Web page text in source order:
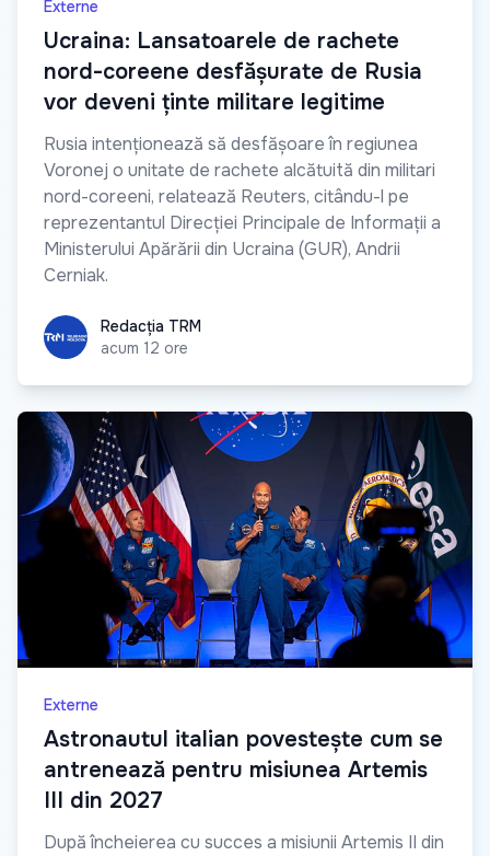
Externe
Ucraina: Lansatoarele de rachete
nord-coreene desfășurate de Rusia
vor deveni ținte militare legitime
Rusia intenționează să desfășoare în regiunea
Voronej o unitate de rachete alcătuită din militari
nord-coreeni, relatează Reuters, citându-l pe
reprezentantul Direcției Principale de Informații a
Ministerului Apărării din Ucraina (GUR), Andrii
Cerniak.
Redacția TRM
Redacția TRM
acum 12 ore
Externe
Astronautul italian povestește cum se
antrenează pentru misiunea Artemis
III din 2027
După încheierea cu succes a misiunii Artemis II din